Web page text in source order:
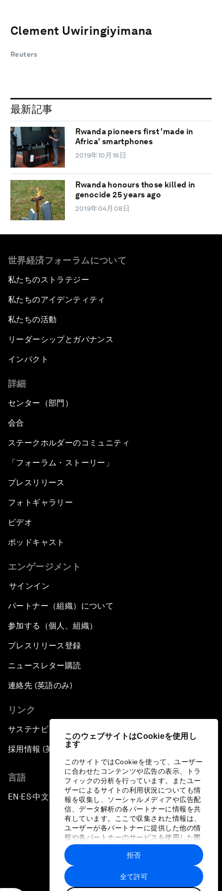
このウェブサイトはCookieを使用し
ます
このサイトではCookieを使って、ユーザー
に合わせたコンテンツや広告の表示、トラ
フィックの分析を行っています。またユー
ザーによるサイトの利用状況についても情
報を収集し、ソーシャルメディアや広告配
信、データ解析の各パートナーに情報を共
有しています。ここで収集された情報は、
ユーザーが各パートナーに提供した他の情
報や各パートナーのサービスを使用した際
に収集された情報と組み合わされ、各パー
トナーによって使用されることがありま
す。
全て許可
拒否
Clement Uwiringiyimana
Reuters
最新記事
Rwanda pioneers first 'made in
Africa' smartphones
2019年10月16日
Rwanda honours those killed in
genocide 25 years ago
2019年04月08日
世界経済フォーラムについて
私たちのストラテジー
私たちのアイデンティティ
私たちの活動
リーダーシップとガバナンス
インパクト
詳細
センター（部門）
会合
ステークホルダーのコミュニティ
「フォーラム・ストーリー」
プレスリリース
フォトギャラリー
ビデオ
ポッドキャスト
エンゲージメント
サインイン
パートナー（組織）について
参加する（個人、組織）
プレスリリース登録
ニュースレター購読
連絡先 (英語のみ)
リンク
サステナビリティへの取り組み
採用情報 (英語のみ)
言語
EN ▪ES▪中文▪ 日本語
プライバシーポリシーと利用規約
サイトマップ